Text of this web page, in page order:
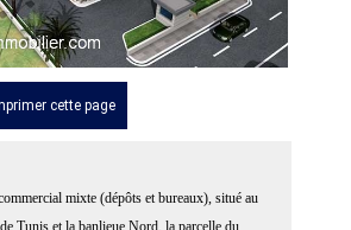
cette page
mixte (dépôts et bureaux), situé au